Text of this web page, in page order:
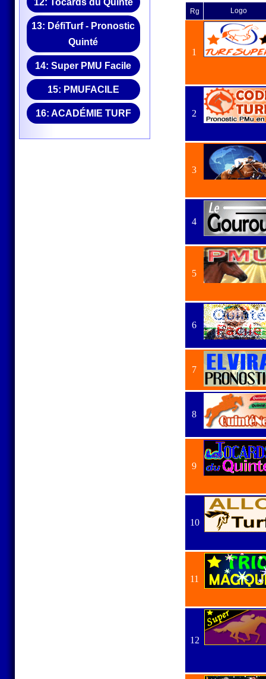
12: Tocards du Quinté
13: DéfiTurf - Pronostic
Quinté
14: Super PMU Facile
15: PMUFACILE
16: ACADÉMIE TURF
Rg Logo
1
2
3
4
5
6
7
8
9
10
11
12